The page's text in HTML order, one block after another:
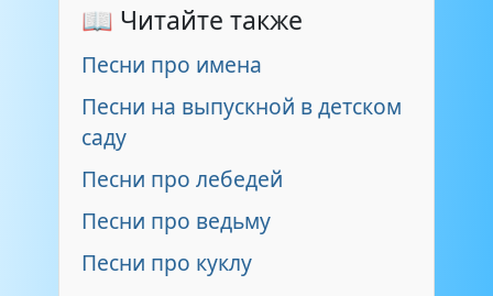
📖 Читайте также
Песни про имена
Песни на выпускной в детском
саду
Песни про лебедей
Песни про ведьму
Песни про куклу